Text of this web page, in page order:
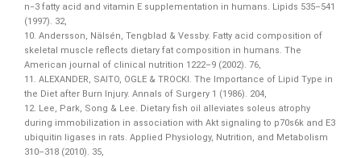
n−3 fatty acid and vitamin E supplementation in humans. Lipids 535–541
(1997). 32,
10. Andersson, Nälsén, Tengblad & Vessby. Fatty acid composition of
skeletal muscle reflects dietary fat composition in humans. The
American journal of clinical nutrition 1222–9 (2002). 76,
11. ALEXANDER, SAITO, OGLE & TROCKI. The Importance of Lipid Type in
the Diet after Burn Injury. Annals of Surgery 1 (1986). 204,
12. Lee, Park, Song & Lee. Dietary fish oil alleviates soleus atrophy
during immobilization in association with Akt signaling to p70s6k and E3
ubiquitin ligases in rats. Applied Physiology, Nutrition, and Metabolism
310–318 (2010). 35,